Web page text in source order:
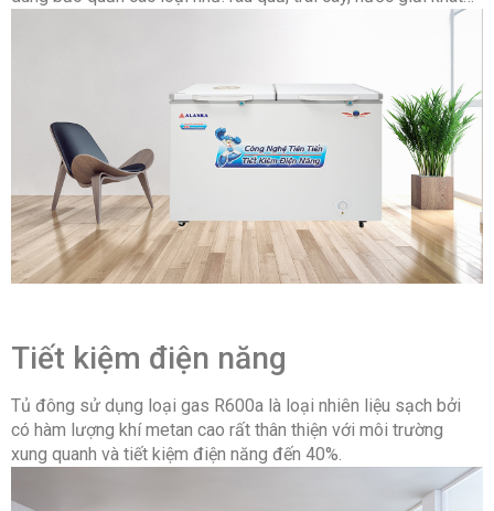
Nhiệt độ ngăn mát: -5°C ~ 9°C
Loại gas:
Làm lạnh nhanh:
Tiết kiệm điện: Có
Kích thước thùng: 1130x715x920 mm
Khối lượng thùng (kg): 56 kg
Tiết kiệm điện năng
Tủ đông sử dụng loại gas R600a là loại nhiên liệu sạch bởi
có hàm lượng khí metan cao rất thân thiện với môi trường
xung quanh và tiết kiệm điện năng đến 40%.